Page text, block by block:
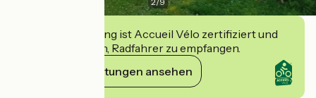
Diese Einrichtung ist Accueil Vélo zertifiziert und
verpflichtet sich, Radfahrer zu empfangen.
Ihre Verpflichtungen ansehen